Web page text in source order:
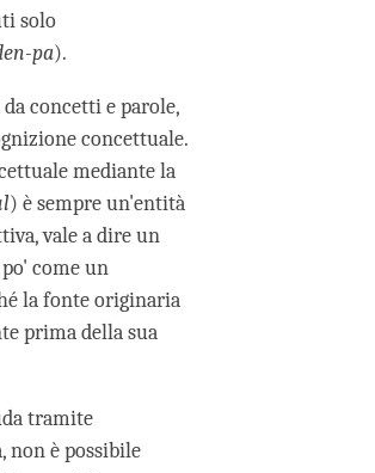
solo
pa).
concetti e parole,
concettuale.
mediante la
) è sempre un'entità
vale a dire un
come un
la fonte originaria
prima della sua
tramite
non è possibile